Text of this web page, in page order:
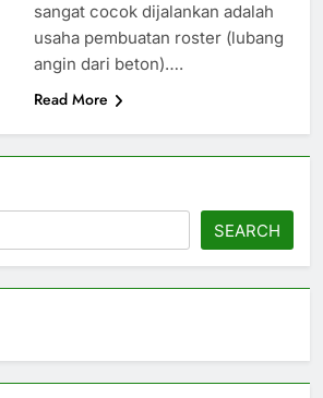
sangat cocok dijalankan adalah
usaha pembuatan roster (lubang
angin dari beton)….
Read More
SEARCH